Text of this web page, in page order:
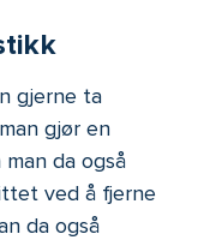
gjerne ta
gjør en
da også
ved å fjerne
da også